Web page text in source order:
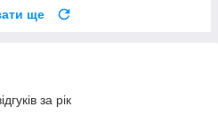
ще
за рік